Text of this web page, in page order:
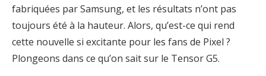
fabriquées par Samsung, et les résultats n’ont pas
toujours été à la hauteur. Alors, qu’est-ce qui rend
cette nouvelle si excitante pour les fans de Pixel ?
Plongeons dans ce qu’on sait sur le Tensor G5.